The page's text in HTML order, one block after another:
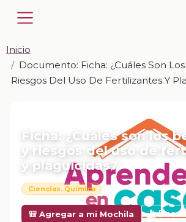
Inicio
Documento: Ficha: ¿Cuáles Son
Riesgos Del Uso De Fertilizantes Y
Ficha: ¿Cuáles son los
y riesgos del uso de
y plaguicidas?
Ciencias. Química
🎒 Agregar a mi Mochila